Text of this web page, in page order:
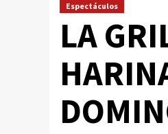
Espectáculos
LA